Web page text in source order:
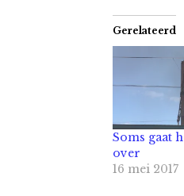
Gerelateerd
Soms gaat
over
16 mei 2017